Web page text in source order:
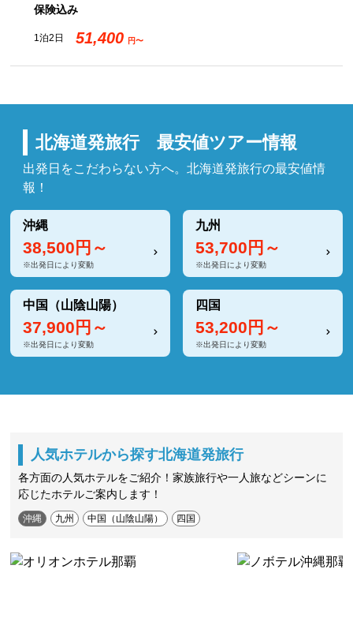
保険込み
1泊2日 51,400 円〜
北海道発旅行 最安値ツアー情報
出発日をこだわらない方へ。北海道発旅行の最安値情
報！
沖縄
38,500 円～
※出発日により変動
九州
53,700 円～
※出発日により変動
中国（山陰山陽）
37,900 円～
※出発日により変動
四国
53,200 円～
※出発日により変動
人気ホテルから探す北海道発旅行
各方面の人気ホテルをご紹介！家族旅行や一人旅などシーンに
応じたホテルご案内します！
沖縄 九州 中国（山陰山陽） 四国